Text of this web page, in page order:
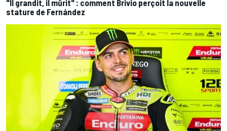
"Il grandit, il mûrit" : comment Brivio perçoit la nouvelle
stature de Fernández